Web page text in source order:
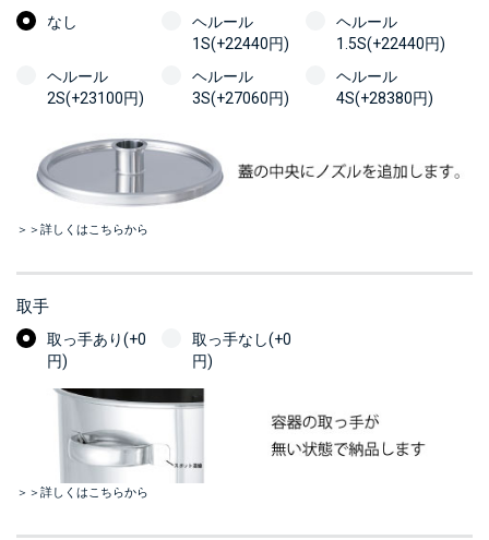
なし
ヘルール
1S(+22440円)
ヘルール
1.5S(+22440円)
ヘルール
2S(+23100円)
ヘルール
3S(+27060円)
ヘルール
4S(+28380円)
＞＞詳しくはこちらから
取手
取っ手あり(+0
円)
取っ手なし(+0
円)
＞＞詳しくはこちらから